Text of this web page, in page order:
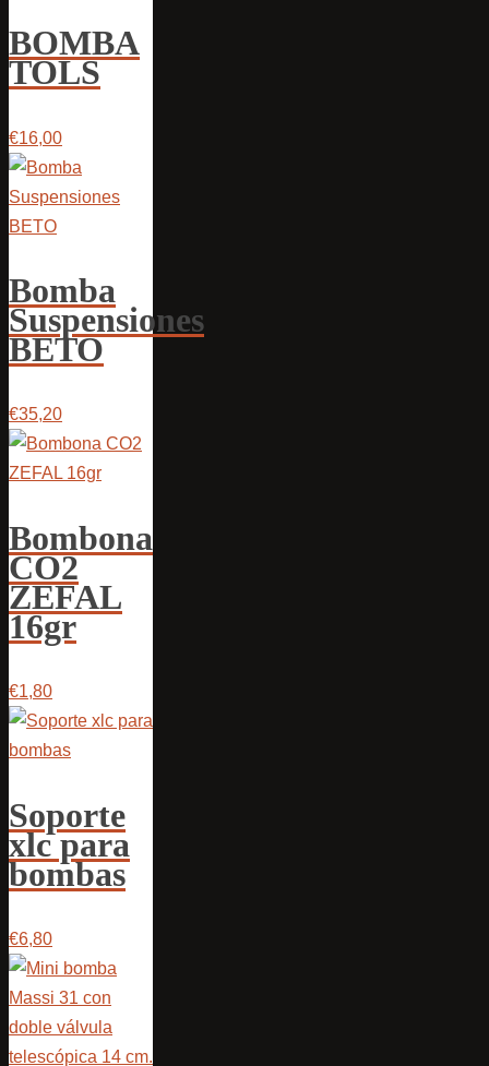
BOMBA
TOLS
€16,00
Bomba
Suspensiones
BETO
€35,20
Bombona
CO2
ZEFAL
16gr
€1,80
Soporte
xlc para
bombas
€6,80